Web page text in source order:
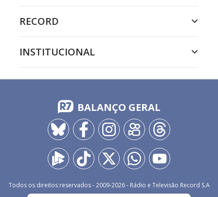
RECORD
INSTITUCIONAL
BALANÇO GERAL
Todos os direitos reservados - 2009-2026- Rádio e Televisão Record S.A